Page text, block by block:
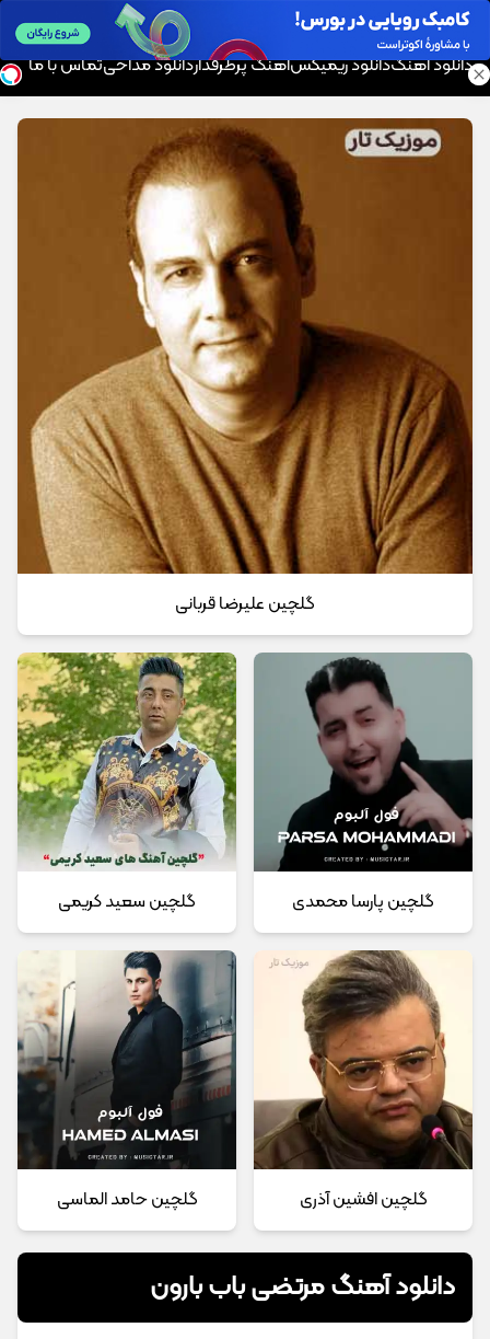
موزیک تار
دانلود آهنگدانلود ریمیکسآهنگ پرطرفداردانلود مداحیتماس با ما
گلچین علیرضا قربانی
گلچین پارسا محمدی گلچین سعید کریمی
گلچین افشین آذری گلچین حامد الماسی
دانلود آهنگ مرتضی باب بارون